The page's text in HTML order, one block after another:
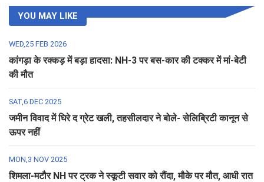
YOU MAY LIKE
WED,25 FEB 2026
कांगड़ा के रक्कड़ में बड़ा हादसा: NH-3 पर बस-कार की टक्कर में मां-बेटी
की मौत
SAT,6 DEC 2025
जमीन विवाद में घिरे द ग्रेट खली, तहसीलदार ने बोले- सेलिब्रिटी कानून से
ऊपर नहीं
MON,3 NOV 2025
शिमला-मटौर NH पर ट्रक ने स्कूटी सवार को रौंदा, मौके पर मौत, आधी रात